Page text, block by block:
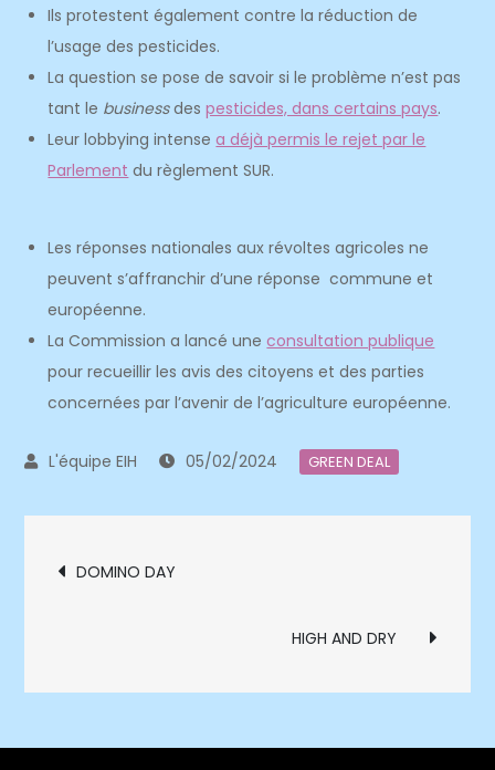
Ils protestent également contre la réduction de
l’usage des pesticides.
La question se pose de savoir si le problème n’est pas
tant le businessdespesticides, dans certains pays.
Leur lobbying intensea déjà permis le rejet par le
Parlement du règlement SUR.
Les réponses nationales aux révoltes agricoles ne
peuvent s’affranchir d’une réponse commune et
européenne.
La Commission a lancé une consultation publique
pour recueillir les avis des citoyens et des parties
concernées par l’avenir de l’agriculture européenne.
05/02/2024 GREEN DEAL
Navigation
l’article
DOMINO DAY
HIGH AND DRY